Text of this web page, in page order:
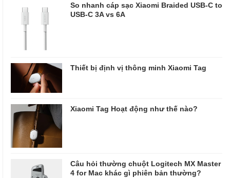
So nhanh cáp sạc Xiaomi Braided USB-C to
USB-C 3A vs 6A
Thiết bị định vị thông minh Xiaomi Tag
Xiaomi Tag Hoạt động như thế nào?
Câu hỏi thường chuột Logitech MX Master
4 for Mac khác gì phiên bản thường?